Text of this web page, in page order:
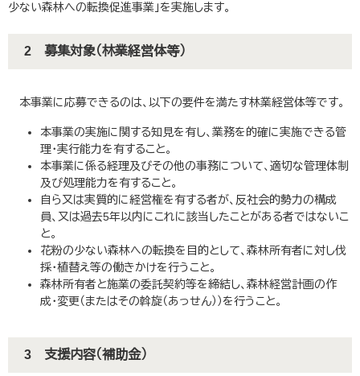
少ない森林への転換促進事業」を実施します。
2 募集対象（林業経営体等）
本事業に応募できるのは、以下の要件を満たす林業経営体等です。
本事業の実施に関する知見を有し、業務を的確に実施できる管
理・実行能力を有すること。
本事業に係る経理及びその他の事務について、適切な管理体制
及び処理能力を有すること。
自ら又は実質的に経営権を有する者が、反社会的勢力の構成
員、又は過去5年以内にこれに該当したことがある者ではないこ
と。
花粉の少ない森林への転換を目的として、森林所有者に対し伐
採・植替え等の働きかけを行うこと。
森林所有者と施業の委託契約等を締結し、森林経営計画の作
成・変更（またはその斡旋（あっせん））を行うこと。
3 支援内容（補助金）